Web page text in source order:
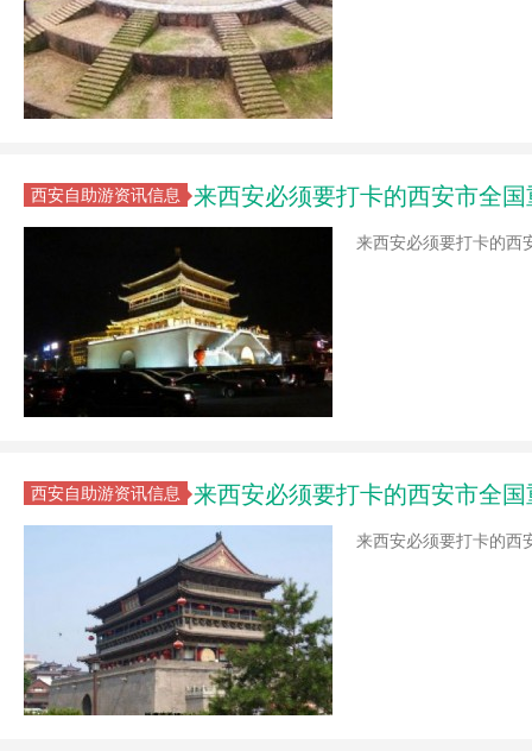
西安自助游资讯信息 来西安必须要打卡的西安市全
来西安必须要打卡的
西安自助游资讯信息 来西安必须要打卡的西安市全
来西安必须要打卡的